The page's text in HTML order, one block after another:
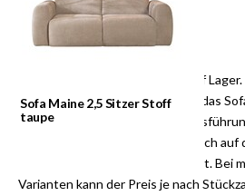
HINWEIS:
Labelwise hat dieses Produkt auf
Farbe und dem Stoff können wir das
gewünschten Farbe und
Einkaufspreis im Portal bezieht sich auf
gezeigten Farbe und Stoffqualität. Bei
Varianten kann der Preis je nach
Sofa Maine 2,5 Sitzer Stoff
taupe